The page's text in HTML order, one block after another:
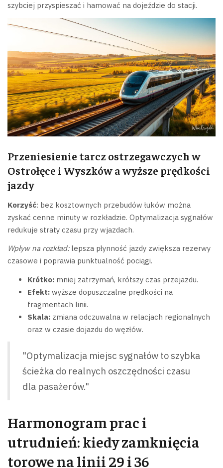
szybciej przyspieszać i hamować na dojeździe do stacji.
Przeniesienie tarcz ostrzegawczych w
Ostrołęce i Wyszków a wyższe prędkości
jazdy
Korzyść: bez kosztownych przebudów łuków można
zyskać cenne minuty w rozkładzie. Optymalizacja sygnałów
redukuje straty czasu przy wjazdach.
Wpływ na rozkład:lepsza płynność jazdy zwiększa rezerwy
czasowe i poprawia punktualność pociągi.
Krótko: mniej zatrzymań, krótszy czas przejazdu.
Efekt: wyższe dopuszczalne prędkości na
fragmentach linii.
Skala: zmiana odczuwalna w relacjach regionalnych
oraz w czasie dojazdu do węzłów.
"Optymalizacja miejsc sygnałów to szybka
ścieżka do realnych oszczędności czasu
dla pasażerów."
Harmonogram prac i
utrudnień: kiedy zamknięcia
torowe na linii 29 i 36